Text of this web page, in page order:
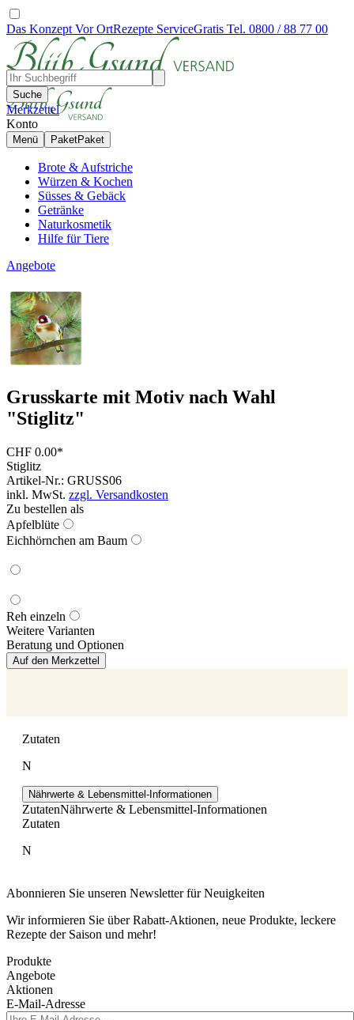
Das Konzept Vor OrtRezepte ServiceGratis Tel. 0800 / 88 77 00
Suche
Merkzettel
Konto
Menü PaketPaket
Brote & Aufstriche
Würzen & Kochen
Süsses & Gebäck
Getränke
Naturkosmetik
Hilfe für Tiere
Angebote
Grusskarte mit Motiv nach Wahl
"Stiglitz"
CHF 0.00*
Stiglitz
Artikel-Nr.: GRUSS06
inkl. MwSt. zzgl. Versandkosten
Zu bestellen als
Apfelblüte
Eichhörnchen am Baum
Reh einzeln
Weitere Varianten
Beratung und Optionen
Auf den Merkzettel
Zutaten
N
Nährwerte & Lebensmittel-Informationen
ZutatenNährwerte & Lebensmittel-Informationen
Zutaten
N
Abonnieren Sie unseren Newsletter für Neuigkeiten
Wir informieren Sie über Rabatt-Aktionen, neue Produkte, leckere
Rezepte der Saison und mehr!
Produkte
Angebote
Aktionen
E-Mail-Adresse